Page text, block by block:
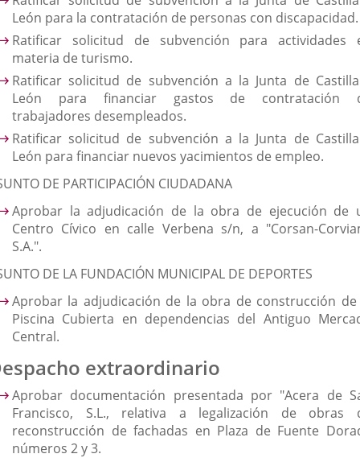
León para la contratación de personas con discapacidad.
Ratificar solicitud de subvención para actividades
materia de turismo.
Ratificar solicitud de subvención a la Junta de
León para financiar gastos de contratación
trabajadores desempleados.
Ratificar solicitud de subvención a la Junta de
León para financiar nuevos yacimientos de empleo.
DE PARTICIPACIÓN CIUDADANA
Aprobar la adjudicación de la obra de ejecución de
Centro Cívico en calle Verbena s/n, a "Corsan-
S.A.".
DE LA FUNDACIÓN MUNICIPAL DE DEPORTES
Aprobar la adjudicación de la obra de construcción de
Piscina Cubierta en dependencias del Antiguo
Central.
extraordinario
Aprobar documentación presentada por "Acera de
Francisco, S.L., relativa a legalización de obras
reconstrucción de fachadas en Plaza de Fuente
números 2 y 3.